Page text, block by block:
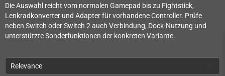
Die Auswahl reicht vom normalen Gamepad bis zu Fightstick,
Lenkradkonverter und Adapter für vorhandene Controller. Prüfe
neben Switch oder Switch 2 auch Verbindung, Dock-Nutzung und
unterstützte Sonderfunktionen der konkreten Variante.
Relevance